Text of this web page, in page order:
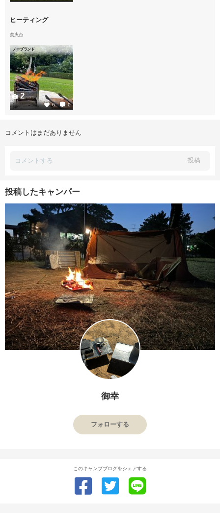
ヒーティング
焚火台
ノーブランド
6 0
2
コメントはまだありません
投稿
投稿したキャンパー
御幸
フォローする
このキャンプブログをシェアする